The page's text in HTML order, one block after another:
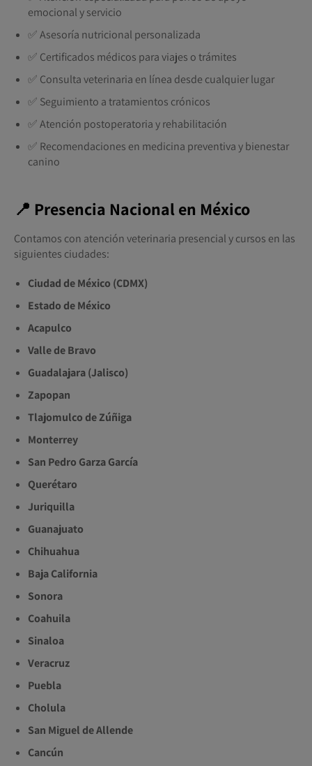
emocional y servicio
✅ Asesoría nutricional personalizada
✅ Certificados médicos para viajes o trámites
✅ Consulta veterinaria en línea desde cualquier lugar
✅ Seguimiento a tratamientos crónicos
✅ Atención postoperatoria y rehabilitación
✅ Recomendaciones en medicina preventiva y bienestar
canino
📍 Presencia Nacional en México
Contamos con atención veterinaria presencial y cursos en las
siguientes ciudades:
Ciudad de México (CDMX)
Estado de México
Acapulco
Valle de Bravo
Guadalajara (Jalisco)
Zapopan
Tlajomulco de Zúñiga
Monterrey
San Pedro Garza García
Querétaro
Juriquilla
Guanajuato
Chihuahua
Baja California
Sonora
Coahuila
Sinaloa
Veracruz
Puebla
Cholula
San Miguel de Allende
Cancún